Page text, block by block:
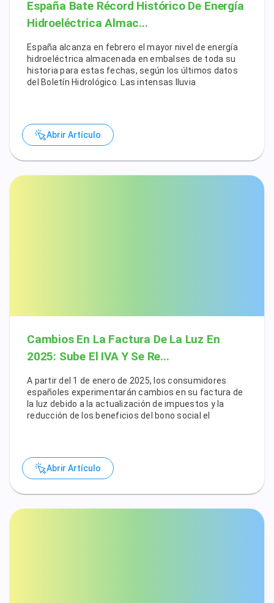
España Bate Récord Histórico De Energía
Hidroeléctrica Almac...
España alcanza en febrero el mayor nivel de energía
hidroeléctrica almacenada en embalses de toda su
historia para estas fechas, según los últimos datos
del Boletín Hidrológico. Las intensas lluvia
Abrir Artículo
Cambios En La Factura De La Luz En
2025: Sube El IVA Y Se Re...
A partir del 1 de enero de 2025, los consumidores
españoles experimentarán cambios en su factura de
la luz debido a la actualización de impuestos y la
reducción de los beneficios del bono social el
Abrir Artículo